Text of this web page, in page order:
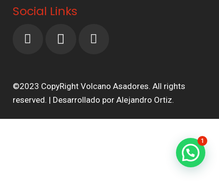
Social Links
©2023 CopyRight Volcano Asadores. All rights
reserved. | Desarrollado por Alejandro Ortiz.
1